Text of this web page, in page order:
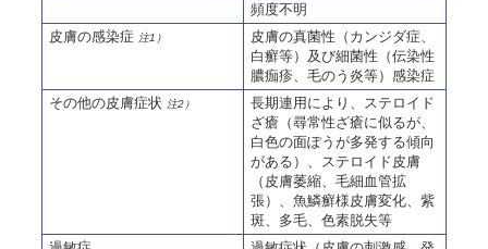
頻度不明
皮膚の感染症 注1）
皮膚の真菌性（カンジダ症、
白癬等）及び細菌性（伝染性
膿痂疹、毛のう 炎等）感染症
その他の皮膚症状 注2）
長期連用により、ステロイド
ざ瘡（尋常性ざ瘡に似るが、
白色の面ぽうが多発する傾向
がある）、ステロイド皮膚
（皮膚萎縮、毛細血管拡
張）、魚鱗癬様皮膚変化、紫
斑、多毛、色素脱失等